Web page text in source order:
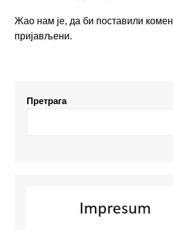
Жао нам је, да би поставили
пријављени.
Претрага